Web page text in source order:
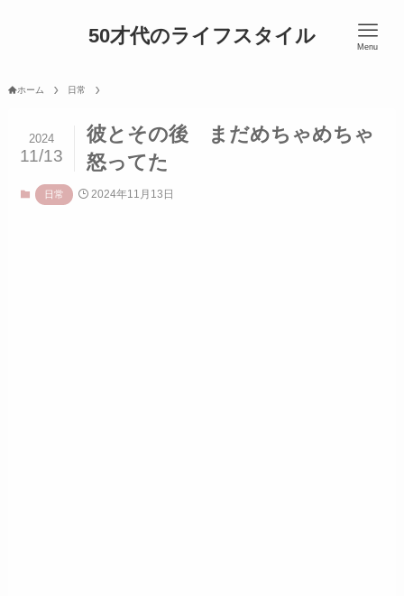
50才代のライフスタイル Menu
ホーム 日常
彼とその後 まだめちゃめちゃ
怒ってた
2024
11/13
日常 2024年11月13日